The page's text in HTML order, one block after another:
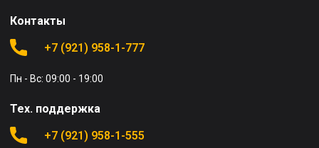
Контакты
+7 (921) 958-1-777
Пн - Вс: 09:00 - 19:00
Тех. поддержка
+7 (921) 958-1-555